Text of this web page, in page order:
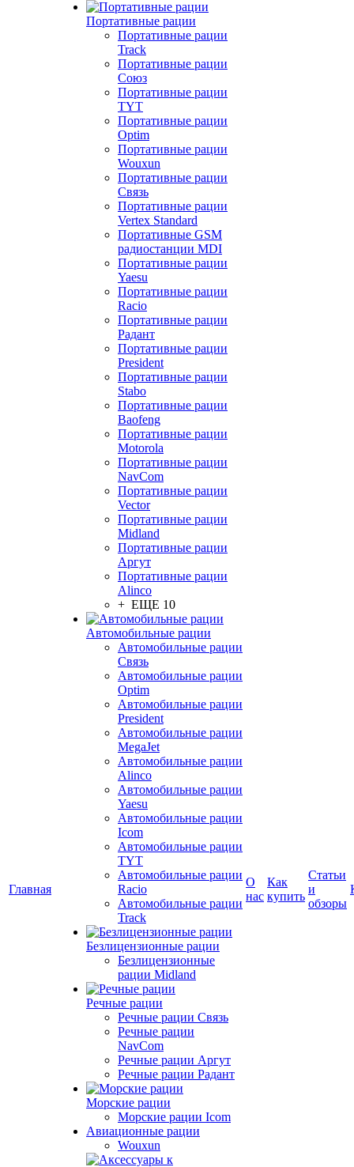
Главная
Портативные рации
Портативные рации
Track
Портативные рации
Союз
Портативные рации
TYT
Портативные рации
Optim
Портативные рации
Wouxun
Портативные рации
Связь
Портативные рации
Vertex Standard
Портативные GSM
радиостанции MDI
Портативные рации
Yaesu
Портативные рации
Racio
Портативные рации
Радант
Портативные рации
President
Портативные рации
Stabo
Портативные рации
Baofeng
Портативные рации
Motorola
Портативные рации
NavCom
Портативные рации
Vector
Портативные рации
Midland
Портативные рации
Аргут
Портативные рации
Alinco
+ ЕЩЕ 10
Автомобильные рации
Автомобильные рации
Связь
Автомобильные рации
Optim
Автомобильные рации
President
Автомобильные рации
MegaJet
Автомобильные рации
Alinco
Автомобильные рации
Yaesu
Автомобильные рации
Icom
Автомобильные рации
TYT
Автомобильные рации
Racio
Автомобильные рации
Track
Безлицензионные рации
Безлицензионные
рации Midland
Речные рации
Речные рации Связь
Речные рации
NavCom
Речные рации Аргут
Речные рации Радант
Морские рации
Морские рации Icom
Авиационные рации
Wouxun
О
нас
Как
купить
Статьи
и
обзоры